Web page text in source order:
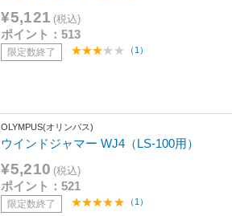
¥5,121 (税込)
ポイント：513
限定数終了 （1）
OLYMPUS(オリンパス)
ウインドジャマー WJ4（LS-100用）
¥5,210 (税込)
ポイント：521
限定数終了 （1）